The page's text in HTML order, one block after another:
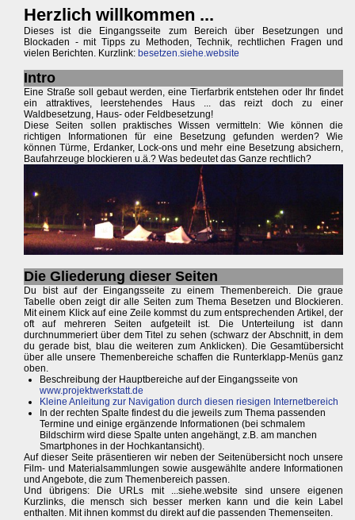
Herzlich willkommen ...
Dieses ist die Eingangsseite zum Bereich über Besetzungen und
Blockaden - mit Tipps zu Methoden, Technik, rechtlichen Fragen und
vielen Berichten. Kurzlink: besetzen.siehe.website
Intro
Eine Straße soll gebaut werden, eine Tierfarbrik entstehen oder Ihr findet
ein attraktives, leerstehendes Haus ... das reizt doch zu einer
Waldbesetzung, Haus- oder Feldbesetzung!
Diese Seiten sollen praktisches Wissen vermitteln: Wie können die
richtigen Informationen für eine Besetzung gefunden werden? Wie
können Türme, Erdanker, Lock-ons und mehr eine Besetzung absichern,
Baufahrzeuge blockieren u.ä.? Was bedeutet das Ganze rechtlich?
Die Gliederung dieser Seiten
Du bist auf der Eingangsseite zu einem Themenbereich. Die graue
Tabelle oben zeigt dir alle Seiten zum Thema Besetzen und Blockieren.
Mit einem Klick auf eine Zeile kommst du zum entsprechenden Artikel, der
oft auf mehreren Seiten aufgeteilt ist. Die Unterteilung ist dann
durchnummeriert über dem Titel zu sehen (schwarz der Abschnitt, in dem
du gerade bist, blau die weiteren zum Anklicken). Die Gesamtübersicht
über alle unsere Themenbereiche schaffen die Runterklapp-Menüs ganz
oben.
Beschreibung der Hauptbereiche auf der Eingangsseite von
www.projektwerkstatt.de
Kleine Anleitung zur Navigation durch diesen riesigen Internetbereich
In der rechten Spalte findest du die jeweils zum Thema passenden
Termine und einige ergänzende Informationen (bei schmalem
Bildschirm wird diese Spalte unten angehängt, z.B. am manchen
Smartphones in der Hochkantansicht).
Auf dieser Seite präsentieren wir neben der Seitenübersicht noch unsere
Film- und Materialsammlungen sowie ausgewählte andere Informationen
und Angebote, die zum Themenbereich passen.
Und übrigens: Die URLs mit ...siehe.website sind unsere eigenen
Kurzlinks, die mensch sich besser merken kann und die kein Label
enthalten. Mit ihnen kommst du direkt auf die passenden Themenseiten.